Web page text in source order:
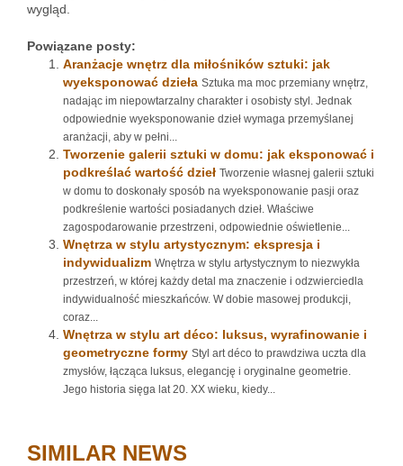
wygląd.
Powiązane posty:
Aranżacje wnętrz dla miłośników sztuki: jak
wyeksponować dzieła Sztuka ma moc przemiany wnętrz,
nadając im niepowtarzalny charakter i osobisty styl. Jednak
odpowiednie wyeksponowanie dzieł wymaga przemyślanej
aranżacji, aby w pełni...
Tworzenie galerii sztuki w domu: jak eksponować i
podkreślać wartość dzieł Tworzenie własnej galerii sztuki
w domu to doskonały sposób na wyeksponowanie pasji oraz
podkreślenie wartości posiadanych dzieł. Właściwe
zagospodarowanie przestrzeni, odpowiednie oświetlenie...
Wnętrza w stylu artystycznym: ekspresja i
indywidualizm Wnętrza w stylu artystycznym to niezwykła
przestrzeń, w której każdy detal ma znaczenie i odzwierciedla
indywidualność mieszkańców. W dobie masowej produkcji,
coraz...
Wnętrza w stylu art déco: luksus, wyrafinowanie i
geometryczne formy Styl art déco to prawdziwa uczta dla
zmysłów, łącząca luksus, elegancję i oryginalne geometrie.
Jego historia sięga lat 20. XX wieku, kiedy...
SIMILAR NEWS